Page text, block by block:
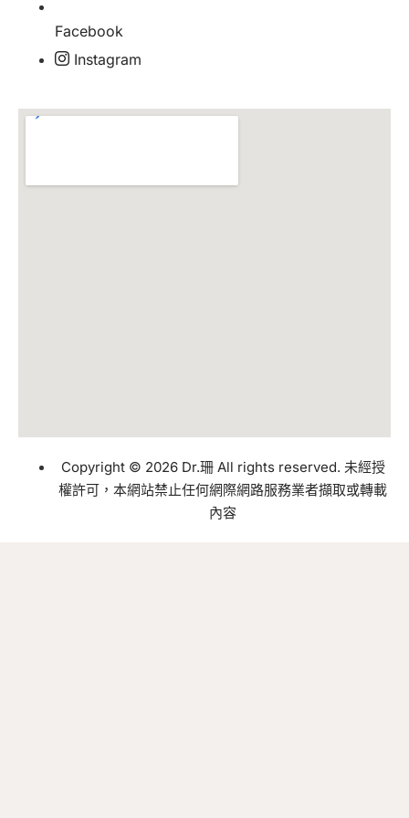
Facebook
Instagram
Copyright © 2026 Dr.珊 All rights reserved. 未經授
權許可，本網站禁止任何網際網路服務業者擷取或轉載
內容